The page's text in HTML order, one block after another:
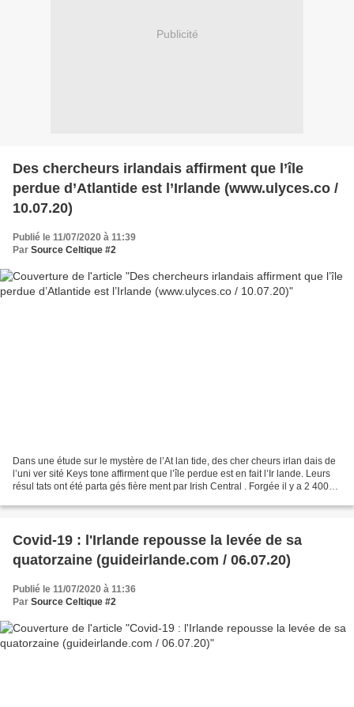
Publicité
Des cher­cheurs irlan­dais affirment que l’île
perdue d’At­lan­tide est l’Ir­lande (www.ulyces.co /
10.07.20)
Publié le 11/07/2020 à 11:39
Par Source Celtique #2
Dans une étude sur le mystère de l’At lan tide, des cher cheurs irlan dais de
l’uni ver sité Keys tone affirment que l’île perdue est en fait l’Ir lande. Leurs
résul tats ont été parta gés fière ment par Irish Central . Forgée il y a 2 400
Covid-19 : l'Irlande repousse la levée de sa
quatorzaine (guideirlande.com / 06.07.20)
Publié le 11/07/2020 à 11:36
Par Source Celtique #2